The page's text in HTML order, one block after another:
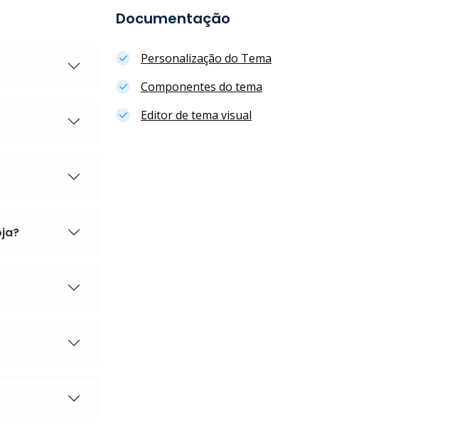
Documentação
Personalização do Tema
Componentes do tema
Editor de tema visual